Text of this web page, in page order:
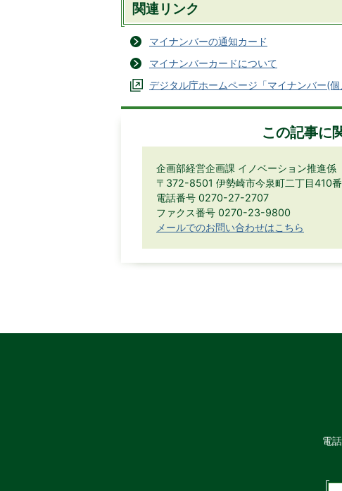
関連リンク
マイナンバーの通知カード
マイナンバーカードについて
デジタル庁ホームページ「マイナンバー(
この記事に
企画部経営企画課 イノベーション推進係
〒372-8501 伊勢崎市今泉町二丁目410
電話番号 0270-27-2707
ファクス番号 0270-23-9800
メールでのお問い合わせはこちら
電